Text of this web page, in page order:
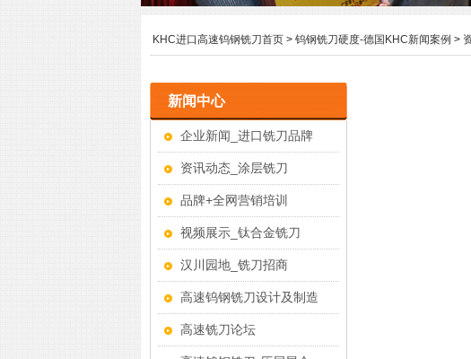
KHC进口高速钨钢铣刀首页 > 钨钢铣刀硬度-德国KHC新闻案例 >
新闻中心
企业新闻_进口铣刀品牌
资讯动态_涂层铣刀
品牌+全网营销培训
视频展示_钛合金铣刀
汉川园地_铣刀招商
高速钨钢铣刀设计及制造
高速铣刀论坛